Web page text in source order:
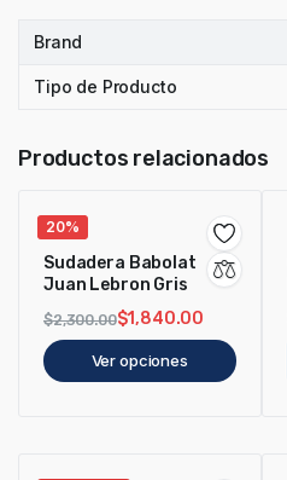
Brand
Tipo de Producto
Productos relacionados
20%
Sudadera Babolat
Juan Lebron Gris
$2,300.00$1,840.00
Ver opciones